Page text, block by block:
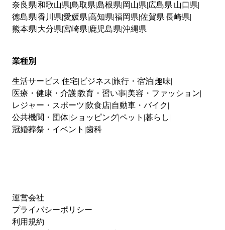
奈良県 和歌山県 鳥取県 島根県 岡山県 広島県 山口県
徳島県 香川県 愛媛県 高知県 福岡県 佐賀県 長崎県
熊本県 大分県 宮崎県 鹿児島県 沖縄県
業種別
生活サービス 住宅 ビジネス 旅行・宿泊 趣味
医療・健康・介護教育・習い事 美容・ファッション
レジャー・スポーツ 飲食店 自動車・バイク
公共機関・団体 ショッピングペット 暮らし
冠婚葬祭・イベント 歯科
運営会社
プライバシーポリシー
利用規約